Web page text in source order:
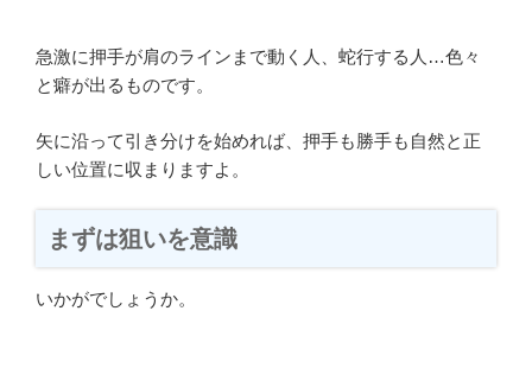
急激に押手が肩のラインまで動く人、蛇行する人…色々
と癖が出るものです。
矢に沿って引き分けを始めれば、押手も勝手も自然と正
しい位置に収まりますよ。
まずは狙いを意識
いかがでしょうか。